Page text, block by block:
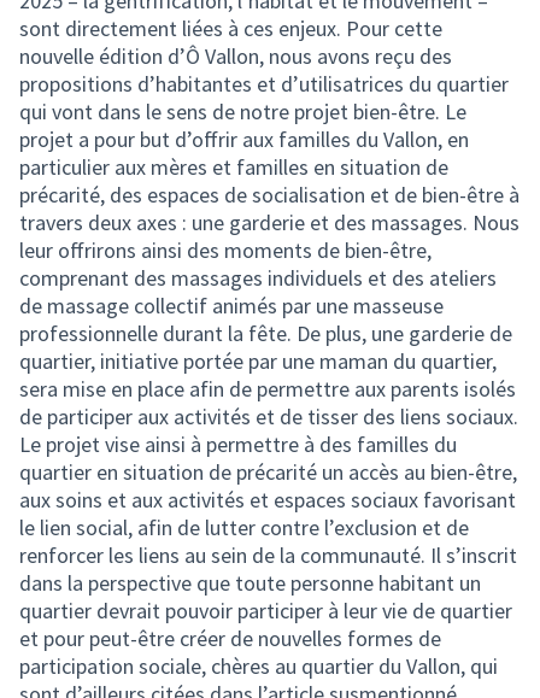
sont directement liées à ces enjeux. Pour cette
nouvelle édition d’Ô Vallon, nous avons reçu des
propositions d’habitantes et d’utilisatrices du quartier
qui vont dans le sens de notre projet bien-être. Le
projet a pour but d’offrir aux familles du Vallon, en
particulier aux mères et familles en situation de
précarité, des espaces de socialisation et de bien-être à
travers deux axes : une garderie et des massages. Nous
leur offrirons ainsi des moments de bien-être,
comprenant des massages individuels et des ateliers
de massage collectif animés par une masseuse
professionnelle durant la fête. De plus, une garderie de
quartier, initiative portée par une maman du quartier,
sera mise en place afin de permettre aux parents isolés
de participer aux activités et de tisser des liens sociaux.
Le projet vise ainsi à permettre à des familles du
quartier en situation de précarité un accès au bien-être,
aux soins et aux activités et espaces sociaux favorisant
le lien social, afin de lutter contre l’exclusion et de
renforcer les liens au sein de la communauté. Il s’inscrit
dans la perspective que toute personne habitant un
quartier devrait pouvoir participer à leur vie de quartier
et pour peut-être créer de nouvelles formes de
participation sociale, chères au quartier du Vallon, qui